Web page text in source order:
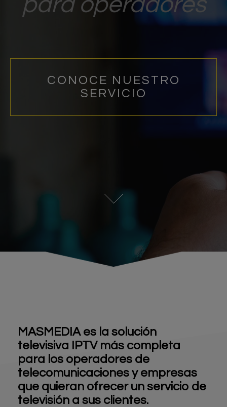
CONOCE NUESTRO
SERVICIO
MASMEDIA es la solución
televisiva IPTV más completa
para los operadores de
telecomunicaciones y empresas
que quieran ofrecer un servicio de
televisión a sus clientes.